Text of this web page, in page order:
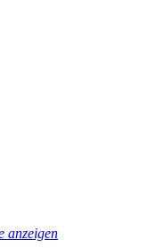
anzeigen